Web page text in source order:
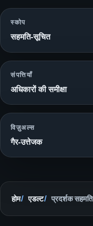
स्कोप
सहमति-सूचित
संपत्तियाँ
अधिकारों की समीक्षा
विज़ुअल्स
गैर-उत्तेजक
होम एडल्ट प्रदर्शक सहमति